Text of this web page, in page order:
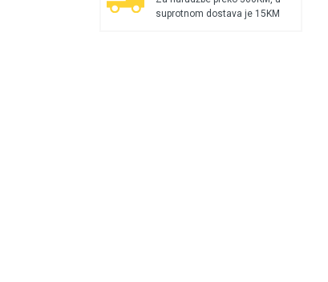
suprotnom dostava je 15KM